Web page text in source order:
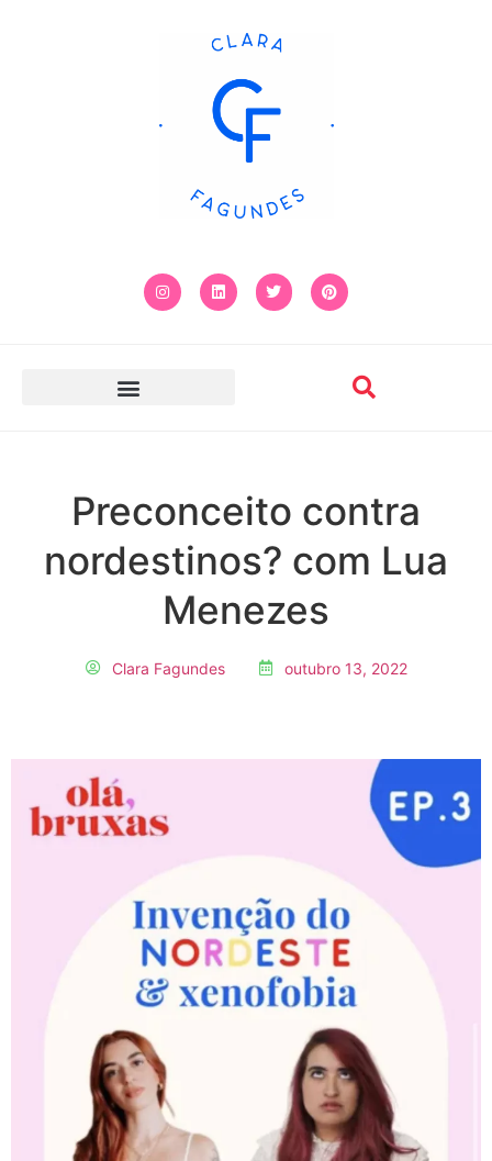
Preconceito contra
nordestinos? com Lua
Menezes
Clara Fagundes outubro 13, 2022